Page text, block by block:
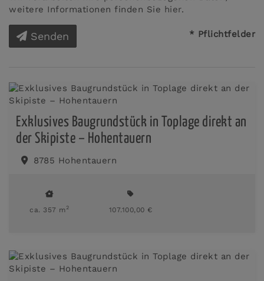
weitere Informationen finden Sie hier.
Senden * Pflichtfelder
Exklusives Baugrundstück in Toplage direkt an
der Skipiste – Hohentauern
8785 Hohentauern
ca. 357 m2 107.100,00 €